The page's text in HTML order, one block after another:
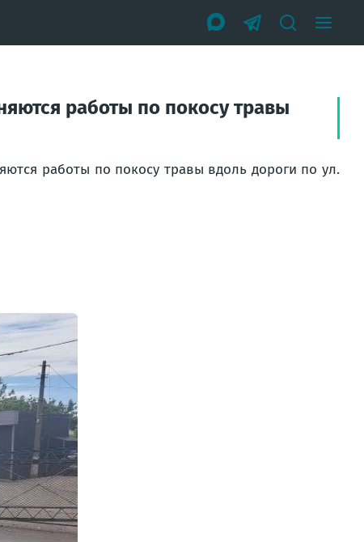
работы по покосу травы
работы по покосу травы вдоль дороги по ул.